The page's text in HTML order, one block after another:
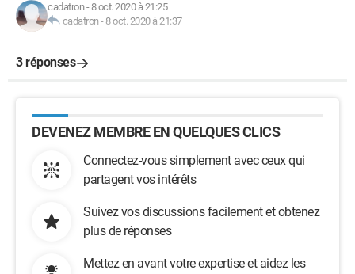
cadatron-8 oct. 2020 à 21:25
cadatron- 8 oct. 2020 à 21:37
3 réponses
DEVENEZ MEMBRE EN QUELQUES CLICS
Connectez-vous simplement avec ceux qui
partagent vos intérêts
Suivez vos discussions facilement et obtenez
plus de réponses
Mettez en avant votre expertise et aidez les